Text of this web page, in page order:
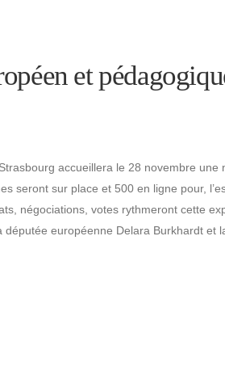
et
accueillera le 28 novembre une
seront sur place et 500 en ligne pour,
négociations, votes rythmeront cette
députée européenne Delara Burkhardt et